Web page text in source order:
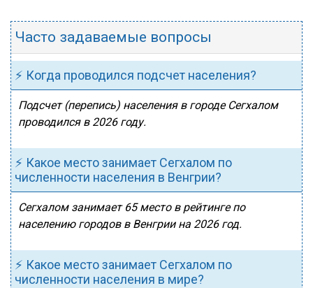
Часто задаваемые вопросы
⚡ Когда проводился подсчет населения?
Подсчет (перепись) населения в городе Сегхалом
проводился в 2026 году.
⚡ Какое место занимает Сегхалом по
численности населения в Венгрии?
Сегхалом занимает 65 место в рейтинге по
населению городов в Венгрии на 2026 год.
⚡ Какое место занимает Сегхалом по
численности населения в мире?